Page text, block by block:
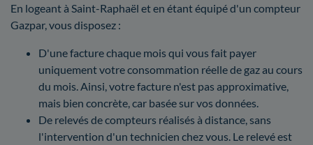
En logeant à Saint-Raphaël et en étant équipé d'un compteur
Gazpar, vous disposez :
D'une facture chaque mois qui vous fait payer
uniquement votre consommation réelle de gaz au cours
du mois. Ainsi, votre facture n'est pas approximative,
mais bien concrète, car basée sur vos données.
De relevés de compteurs réalisés à distance, sans
l'intervention d'un technicien chez vous. Le relevé est